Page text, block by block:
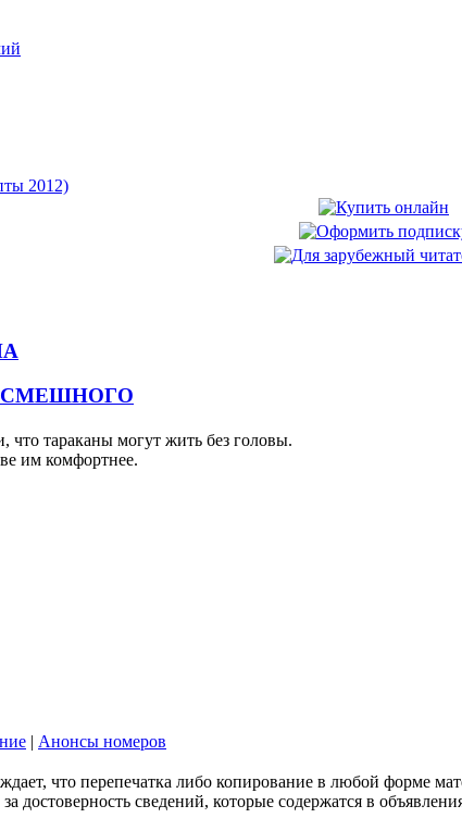
2012)
СМЕШНОГО
что тараканы могут жить без головы.
им комфортнее.
| Анонсы номеров
что перепечатка либо копирование в любой форме
за достоверность сведений, которые содержатся в